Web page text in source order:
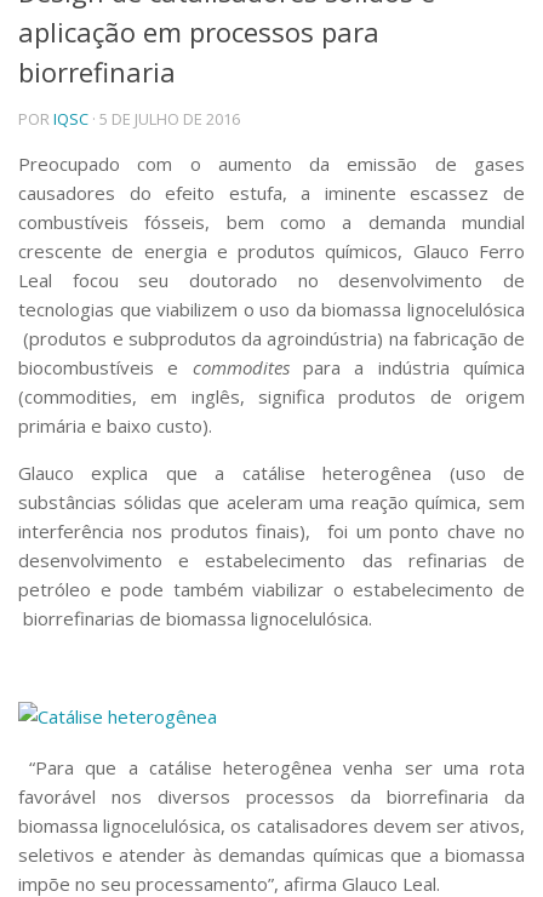
Telefones e Mapas
Pessoas
Ensino
Graduação
Educação a distância
Cursos de Extensão
Pesquisa e Inovação
Linhas de Pesquisa
Centros, Núcleos e Projetos em Rede
Pós-doutorado
Iniciação Científica
Transferência de Tecnologia
Empresas Juniores
Extensão à Comunidade
Projetos, Programas e Cursos
Artes, Cultura e Esportes
Museus e Espaços Interativos
Serviços
Bibliotecas
Apoio ao Estudante
Comunicação
Assessorias e Mídias
Aplicativos e Sites
Jornal da USP
Agenda de Eventos
Defesa de Teses
aplicação em processos para
biorrefinaria
PORIQSC · 5 DE JULHO DE 2016
Preocupado com o aumento da emissão de gases
causadores do efeito estufa, a iminente escassez de
combustíveis fósseis, bem como a demanda mundial
crescente de energia e produtos químicos, Glauco Ferro
Leal focou seu doutorado no desenvolvimento de
tecnologias que viabilizem o uso da biomassa lignocelulósica
(produtos e subprodutos da agroindústria) na fabricação de
biocombustíveis e commoditespara a indústria química
(commodities, em inglês, significa produtos de origem
primária e baixo custo).
Glauco explica que a catálise heterogênea (uso de
substâncias sólidas que aceleram uma reação química, sem
interferência nos produtos finais), foi um ponto chave no
desenvolvimento e estabelecimento das refinarias de
petróleo e pode também viabilizar o estabelecimento de
biorrefinarias de biomassa lignocelulósica.
“Para que a catálise heterogênea venha ser uma rota
favorável nos diversos processos da biorrefinaria da
biomassa lignocelulósica, os catalisadores devem ser ativos,
seletivos e atender às demandas químicas que a biomassa
impõe no seu processamento”, afirma Glauco Leal.